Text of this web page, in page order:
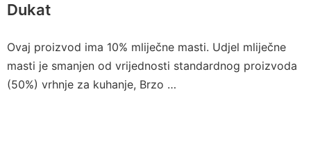
Dukat
Ovaj proizvod ima 10% mliječne masti. Udjel mliječne
masti je smanjen od vrijednosti standardnog proizvoda
(50%) vrhnje za kuhanje, Brzo …